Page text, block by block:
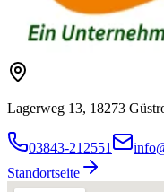
Lagerweg 13, 18273
03843-212551
Standortseite